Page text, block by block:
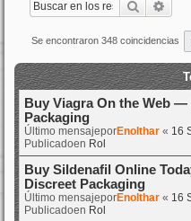
Buscar
Se encontraron 348 coincidencias
Buy Viagra On the Web
Packaging
Último mensajeporEnolthar « 16
Publicadoen Rol
Buy Sildenafil Online
Discreet Packaging
Último mensajeporEnolthar « 16
Publicadoen Rol